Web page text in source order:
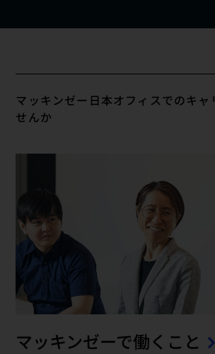
マッキンゼー日本オフィスでのキャ
せんか
マッキンゼーで働くこと